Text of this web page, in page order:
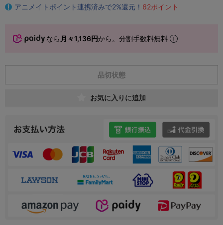
アニメイトポイント連携済みで2%還元！ 62ポイント
なら 月々1,136円から。分割手数料無料
品切状態
お気に入りに追加